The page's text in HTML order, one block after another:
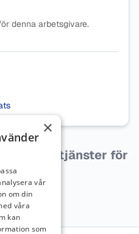
denna arbetsgivare.
lediga tjänster för
×
vår
om din
våra
kan
som